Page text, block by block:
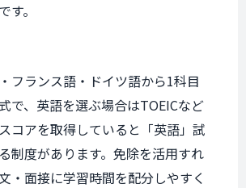
す。
フランス語・ドイツ語から1科目
で、英語を選ぶ場合はTOEICなど
コアを取得していると「英語」試
制度があります。免除を活用すれ
・面接に学習時間を配分しやすく